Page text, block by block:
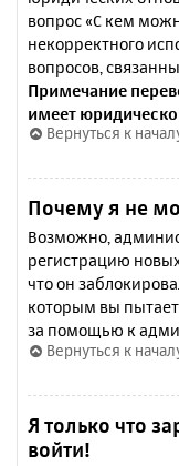
вопрос «С кем
некорректного
вопросов,
Примечание
имеет
Вернуться к
Почему я не
Возможно,
регистрацию
что он
которым вы
за помощью к
Вернуться к
Я только что
войти!